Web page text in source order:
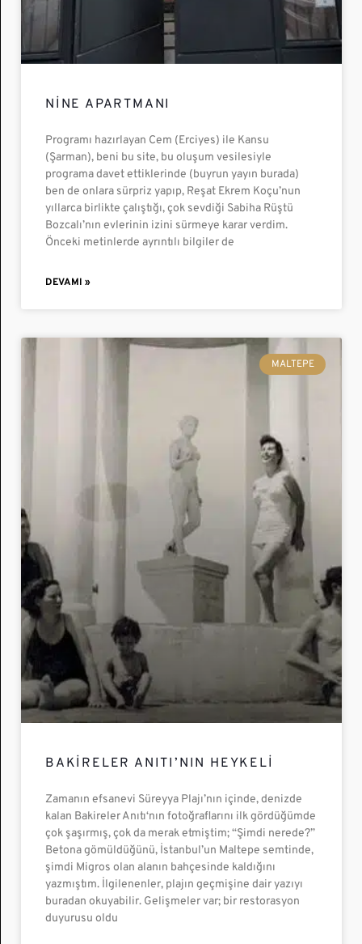
NINE APARTMANI
Programı hazırlayan Cem (Erciyes) ile Kansu
(Şarman), beni bu site, bu oluşum vesilesiyle
programa davet ettiklerinde (buyrun yayın burada)
ben de onlara sürpriz yapıp, Reşat Ekrem Koçu’nun
yıllarca birlikte çalıştığı, çok sevdiği Sabiha Rüştü
Bozcalı’nın evlerinin izini sürmeye karar verdim.
Önceki metinlerde ayrıntılı bilgiler de
DEVAMI »
MALTEPE
BAKIRELER ANITI’NIN HEYKELI
Zamanın efsanevi Süreyya Plajı’nın içinde, denizde
kalan Bakireler Anıtı‘nın fotoğraflarını ilk gördüğümde
çok şaşırmış, çok da merak etmiştim; “Şimdi nerede?”
Betona gömüldüğünü, İstanbul’un Maltepe semtinde,
şimdi Migros olan alanın bahçesinde kaldığını
yazmıştım. İlgilenenler, plajın geçmişine dair yazıyı
buradan okuyabilir. Gelişmeler var; bir restorasyon
duyurusu oldu